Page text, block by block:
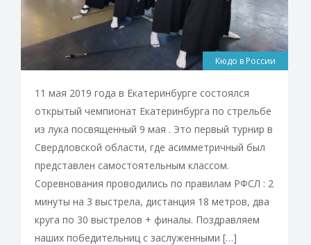
Кюдо в России
11 мая 2019 года в Екатеринбурге состоялся
открытый чемпионат Екатеринбурга по стрельбе
из лука посвященный 9 мая . Это первый турнир в
Свердловской области, где асимметричный был
представлен самостоятельным классом.
Соревнования проводились по правилам РФСЛ : 2
минуты на 3 выстрела, дистанция 18 метров, два
круга по 30 выстрелов + финалы. Поздравляем
наших победительниц с заслуженными […]